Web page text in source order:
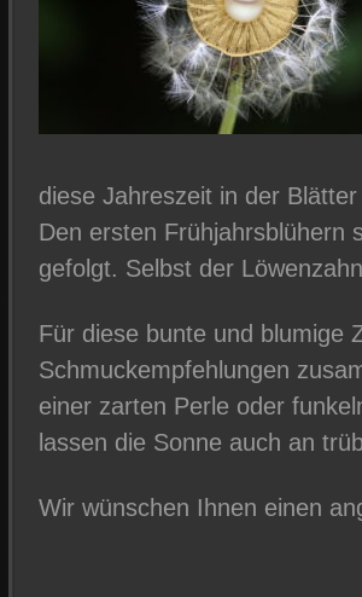
diese Jahreszeit in der
Den ersten Frühjahrsblühern
gefolgt. Selbst der
Für diese bunte und blumige
Schmuckempfehlungen
einer zarten Perle oder
lassen die Sonne auch an
Wir wünschen Ihnen einen